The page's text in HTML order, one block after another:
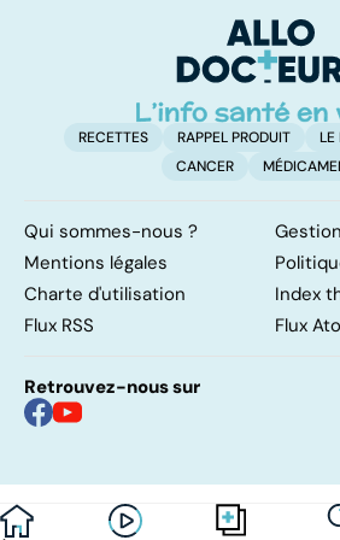
RECETTES RAPPEL PRODUIT
LE
CANCER
Qui sommes-nous ?
Mentions légales
Charte d'utilisation
Index
Flux RSS
Flux
Retrouvez-nous sur